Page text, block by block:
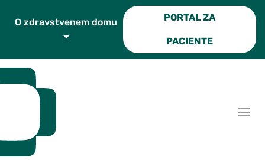
PORTAL ZA
PACIENTE